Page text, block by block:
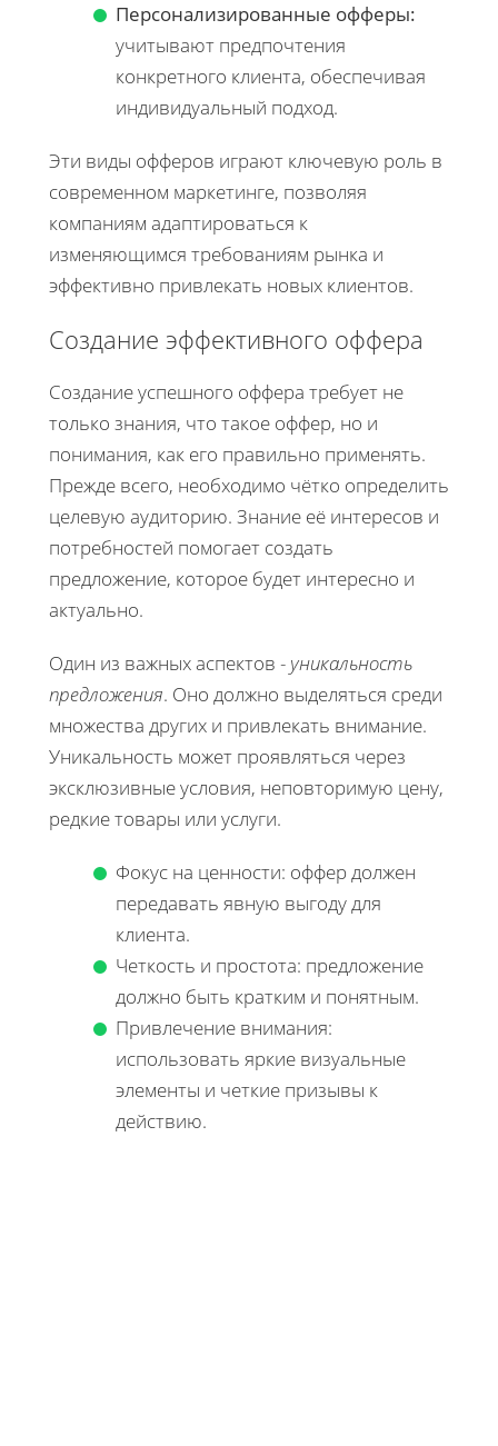
Персонализированные офферы:
учитывают предпочтения
конкретного клиента, обеспечивая
индивидуальный подход.
Эти виды офферов играют ключевую роль в
современном маркетинге, позволяя
компаниям адаптироваться к
изменяющимся требованиям рынка и
эффективно привлекать новых клиентов.
Создание эффективного оффера
Создание успешного оффера требует не
только знания, что такое оффер, но и
понимания, как его правильно применять.
Прежде всего, необходимо чётко определить
целевую аудиторию. Знание её интересов и
потребностей помогает создать
предложение, которое будет интересно и
актуально.
Один из важных аспектов - уникальность
предложения. Оно должно выделяться среди
множества других и привлекать внимание.
Уникальность может проявляться через
эксклюзивные условия, неповторимую цену,
редкие товары или услуги.
Фокус на ценности: оффер должен
передавать явную выгоду для
клиента.
Четкость и простота: предложение
должно быть кратким и понятным.
Привлечение внимания:
использовать яркие визуальные
элементы и четкие призывы к
действию.